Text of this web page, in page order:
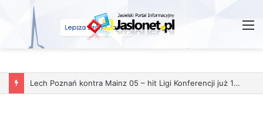
Lech Poznań kontra Mainz 05 – hit Ligi Konferencji już 11 grudnia